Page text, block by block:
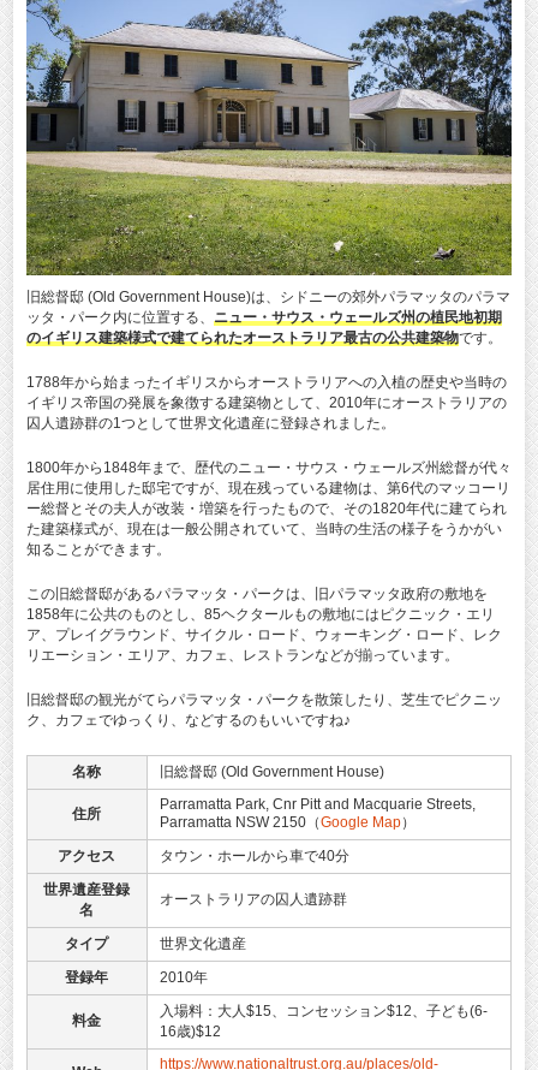
旧総督邸 (Old Government House)は、シドニーの郊外パラマッタのパラマ
ッタ・パーク内に位置する、 ニュー・サウス・ウェールズ州の植民地初期
のイギリス建築様式で建てられたオーストラリア最古の公共建築物です。
1788年から始まったイギリスからオーストラリアへの入植の歴史や当時の
イギリス帝国の発展を象徴する建築物として、2010年にオーストラリアの
囚人遺跡群の1つとして世界文化遺産に登録されました。
1800年から1848年まで、歴代のニュー・サウス・ウェールズ州総督が代々
居住用に使用した邸宅ですが、現在残っている建物は、第6代のマッコーリ
ー総督とその夫人が改装・増築を行ったもので、その1820年代に建てられ
た建築様式が、現在は一般公開されていて、当時の生活の様子をうかがい
知ることができます。
この旧総督邸があるパラマッタ・パークは、旧パラマッタ政府の敷地を
1858年に公共のものとし、85ヘクタールもの敷地にはピクニック・エリ
ア、プレイグラウンド、サイクル・ロード、ウォーキング・ロード、レク
リエーション・エリア、カフェ、レストランなどが揃っています。
旧総督邸の観光がてらパラマッタ・パークを散策したり、芝生でピクニッ
ク、カフェでゆっくり、などするのもいいですね♪
名称 旧総督邸 (Old Government House)
住所
Parramatta Park, Cnr Pitt and Macquarie Streets,
Parramatta NSW 2150（Google Map）
アクセス
タウン・ホールから車で40分
世界遺産登録
名
オーストラリアの囚人遺跡群
タイプ
世界文化遺産
登録年
2010年
料金
入場料：大人$15、コンセッション$12、子ども(6-
16歳)$12
https://www.nationaltrust.org.au/places/old-